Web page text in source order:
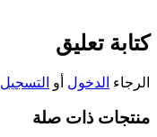
كتابة تعليق
الرجاء الدخول أو التسجيل
منتجات ذات صلة